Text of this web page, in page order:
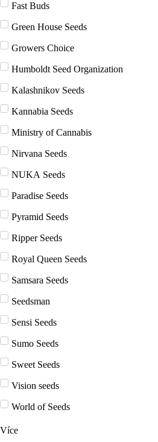
Fast Buds
Green House Seeds
Growers Choice
Humboldt Seed Organization
Kalashnikov Seeds
Kannabia Seeds
Ministry of Cannabis
Nirvana Seeds
NUKA Seeds
Paradise Seeds
Pyramid Seeds
Ripper Seeds
Royal Queen Seeds
Samsara Seeds
Seedsman
Sensi Seeds
Sumo Seeds
Sweet Seeds
Vision seeds
World of Seeds
Více